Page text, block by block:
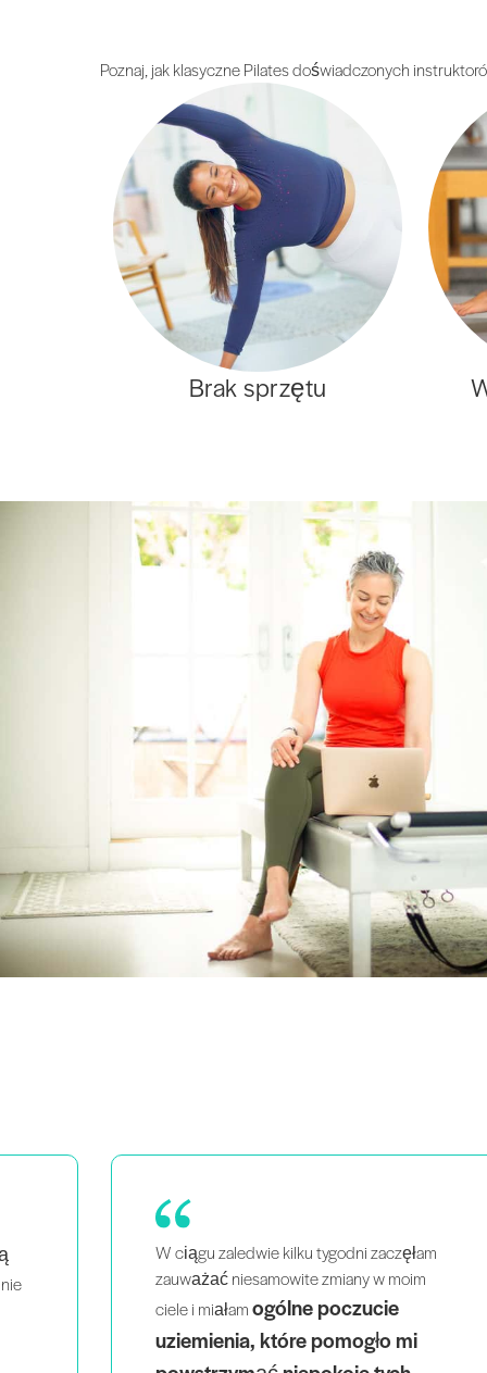
Poznaj, jak klasyczne Pilates doświadczonych
Brak sprzętu
Stałem się o wiele bardziej pewny
siebie w moich wskazówkach i
zajęciach.To niesamowicie kształcące i
warte każdego grosza.